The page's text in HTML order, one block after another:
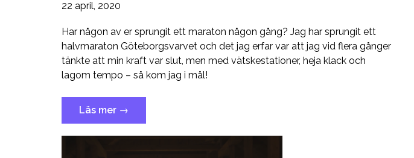
22 april, 2020
Har någon av er sprungit ett maraton någon gång? Jag har sprungit ett
halvmaraton Göteborgsvarvet och det jag erfar var att jag vid flera gånger
tänkte att min kraft var slut, men med vätskestationer, heja klack och
lagom tempo – så kom jag i mål!
Läs mer ”Upploppet”
→